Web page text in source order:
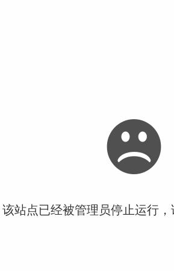
站点已经被管理员停止运行